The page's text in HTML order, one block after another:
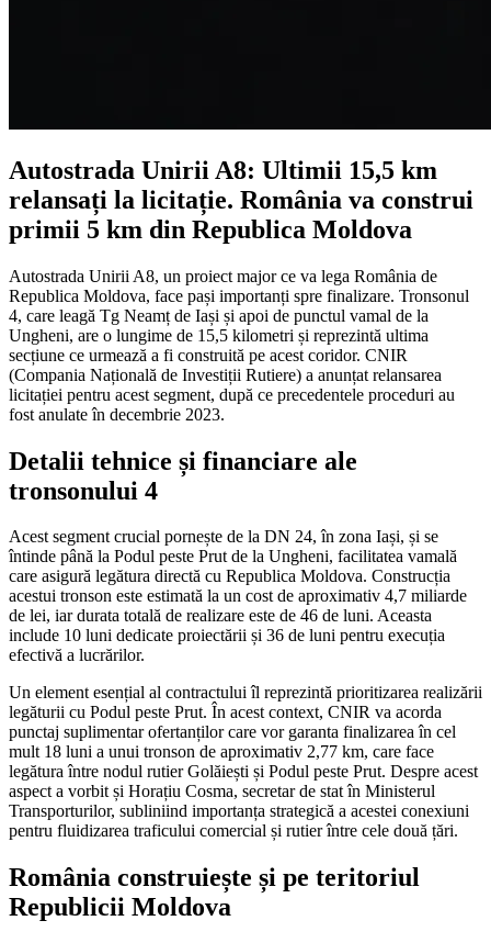
Autostrada Unirii A8: Ultimii 15,5 km
relansați la licitație. România va construi
primii 5 km din Republica Moldova
Autostrada Unirii A8, un proiect major ce va lega România de
Republica Moldova, face pași importanți spre finalizare. Tronsonul
4, care leagă Tg Neamț de Iași și apoi de punctul vamal de la
Ungheni, are o lungime de 15,5 kilometri și reprezintă ultima
secțiune ce urmează a fi construită pe acest coridor. CNIR
(Compania Națională de Investiții Rutiere) a anunțat relansarea
licitației pentru acest segment, după ce precedentele proceduri au
fost anulate în decembrie 2023.
Detalii tehnice și financiare ale
tronsonului 4
Acest segment crucial pornește de la DN 24, în zona Iași, și se
întinde până la Podul peste Prut de la Ungheni, facilitatea vamală
care asigură legătura directă cu Republica Moldova. Construcția
acestui tronson este estimată la un cost de aproximativ 4,7 miliarde
de lei, iar durata totală de realizare este de 46 de luni. Aceasta
include 10 luni dedicate proiectării și 36 de luni pentru execuția
efectivă a lucrărilor.
Un element esențial al contractului îl reprezintă prioritizarea realizării
legăturii cu Podul peste Prut. În acest context, CNIR va acorda
punctaj suplimentar ofertanților care vor garanta finalizarea în cel
mult 18 luni a unui tronson de aproximativ 2,77 km, care face
legătura între nodul rutier Golăiești și Podul peste Prut. Despre acest
aspect a vorbit și Horațiu Cosma, secretar de stat în Ministerul
Transporturilor, subliniind importanța strategică a acestei conexiuni
pentru fluidizarea traficului comercial și rutier între cele două țări.
România construiește și pe teritoriul
Republicii Moldova